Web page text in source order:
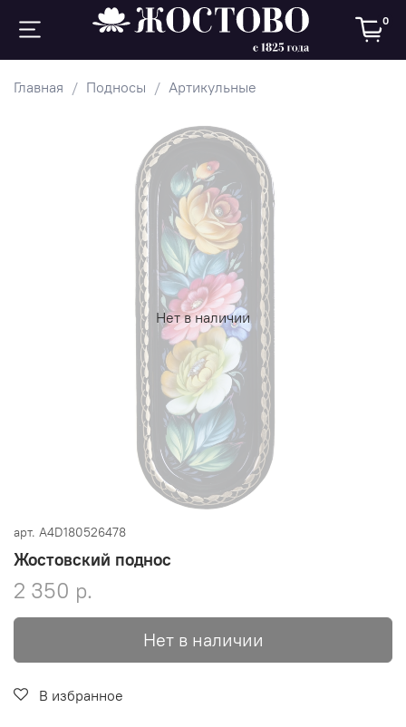
0
Главная Подносы Артикульные
Нет в наличии
арт. A4D180526478
Жостовский поднос
2 350 р.
Нет в наличии
В избранное